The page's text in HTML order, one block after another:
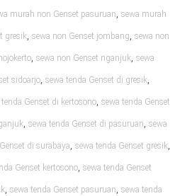
murah non Genset pasuruan, sewa murah
gresik, sewa non Genset jombang, sewa non
, sewa non Genset nganjuk, sewa
sidoarjo, sewa tenda Genset di gresik,
tenda Genset di kertosono, sewa tenda Genset
, sewa tenda Genset di pasuruan, sewa
di surabaya, sewa tenda Genset gresik,
Genset kertosono, sewa tenda Genset
, sewa tenda Genset pasuruan, sewa tenda